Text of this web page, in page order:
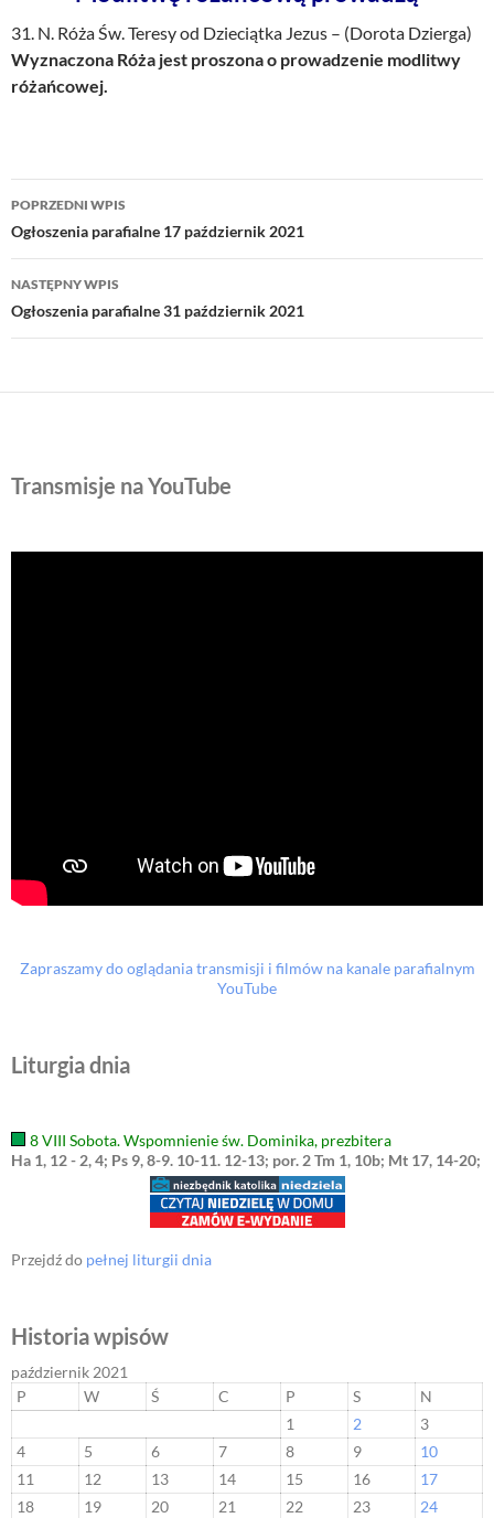
31. N. Róża Św. Teresy od Dzieciątka Jezus – (Dorota Dzierga)
Wyznaczona Róża jest proszona o prowadzenie modlitwy
różańcowej.
Nawigacja
wpisu
POPRZEDNI WPIS
Ogłoszenia parafialne 17 październik 2021
NASTĘPNY WPIS
Ogłoszenia parafialne 31 październik 2021
Transmisje na YouTube
Zapraszamy do oglądania transmisji i filmów na kanale parafialnym
YouTube
Liturgia dnia
8 VIII Sobota. Wspomnienie św. Dominika, prezbitera
Ha 1, 12 - 2, 4; Ps 9, 8-9. 10-11. 12-13; por. 2 Tm 1, 10b; Mt 17, 14-20;
Przejdź do pełnej liturgii dnia
Historia wpisów
październik 2021
P
W Ś C P S
N
1
2
3
4
5 6 7 8 9
10
11
12 13 14 15 16
17
18
19 20 21 22 23
24